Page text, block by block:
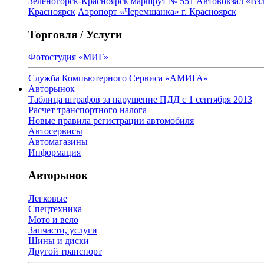
Красноярск Аэропорт «Черемшанка» г. Красноярск
Торговля / Услуги
Фотостудия «МИГ»
Служба Компьютерного Сервиса «АМИГА»
Авторынок
Таблица штрафов за нарушение ПДД с 1 сентября 2013
Расчет транспортного налога
Новые правила регистрации автомобиля
Автосервисы
Автомагазины
Информация
Авторынок
Легковые
Спецтехника
Мото и вело
Запчасти, услуги
Шины и диски
Другой транспорт